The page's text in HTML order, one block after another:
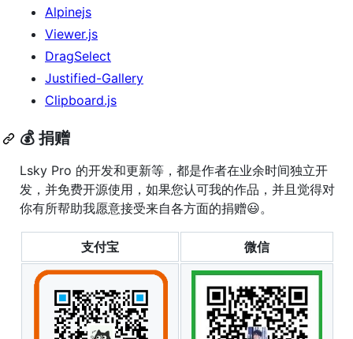
Alpinejs
Viewer.js
DragSelect
Justified-Gallery
Clipboard.js
💰 捐赠
Lsky Pro 的开发和更新等，都是作者在业余时间独立开
发，并免费开源使用，如果您认可我的作品，并且觉得对
你有所帮助我愿意接受来自各方面的捐赠😃。
支付宝 微信